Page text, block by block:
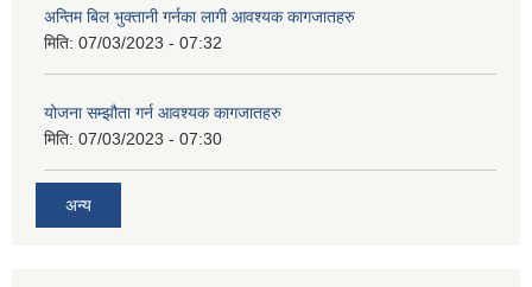
अन्तिम बिल भुक्तानी गर्नका लागी आवश्यक कागजातहरु
मिति: 07/03/2023 - 07:32
योजना सम्झौता गर्न आवश्यक कागजातहरु
मिति: 07/03/2023 - 07:30
अन्य